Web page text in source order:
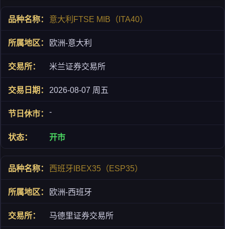
意大利FTSE MIB（ITA40）
欧洲-意大利
米兰证券交易所
2026-08-07 周五
-
开市
西班牙IBEX35（ESP35）
欧洲-西班牙
马德里证券交易所